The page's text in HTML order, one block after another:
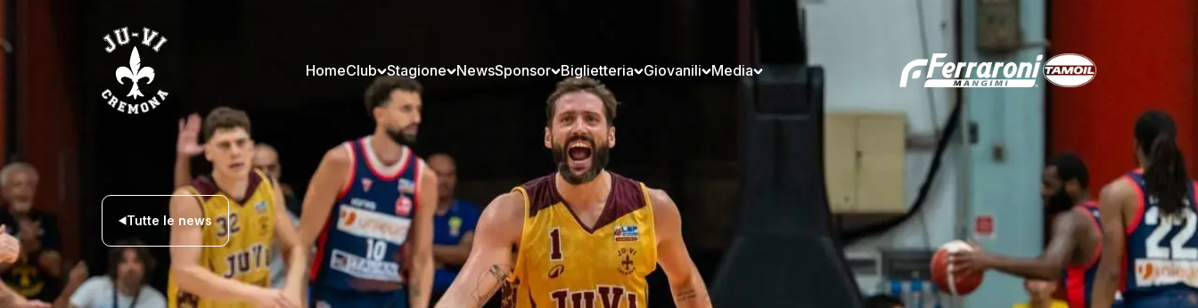
HomeClub Stagione NewsSponsor Biglietteria Giovanili Media
Tutte le news